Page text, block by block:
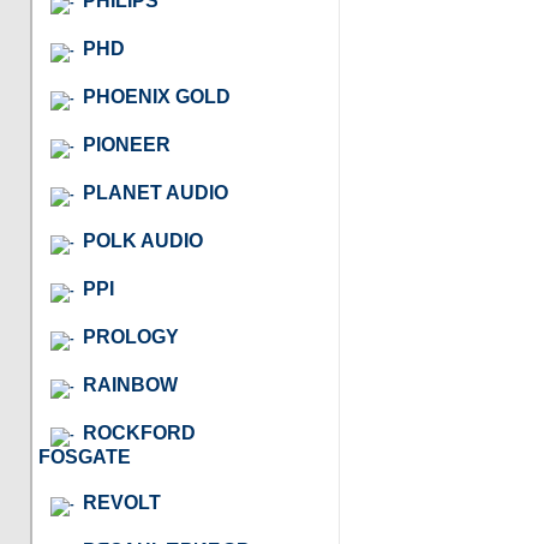
PHD
PHOENIX GOLD
PIONEER
PLANET AUDIO
POLK AUDIO
PPI
PROLOGY
RAINBOW
ROCKFORD
FOSGATE
REVOLT